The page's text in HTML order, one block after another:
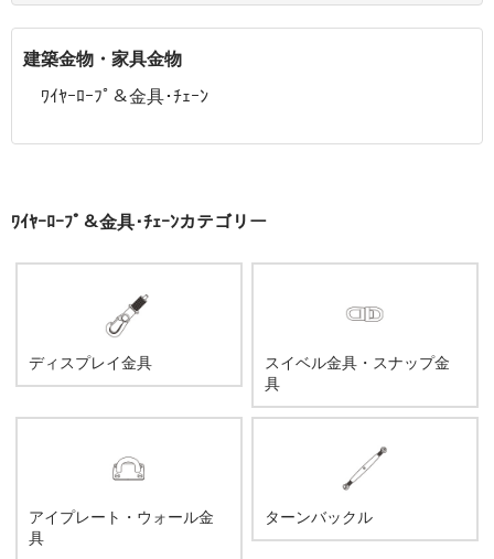
建築金物・家具金物
ﾜｲﾔｰﾛｰﾌﾟ＆金具･ﾁｪｰﾝ
ﾜｲﾔｰﾛｰﾌﾟ＆金具･ﾁｪｰﾝカテゴリー
ディスプレイ金具
スイベル金具・スナップ金
具
アイプレート・ウォール金
具
ターンバックル